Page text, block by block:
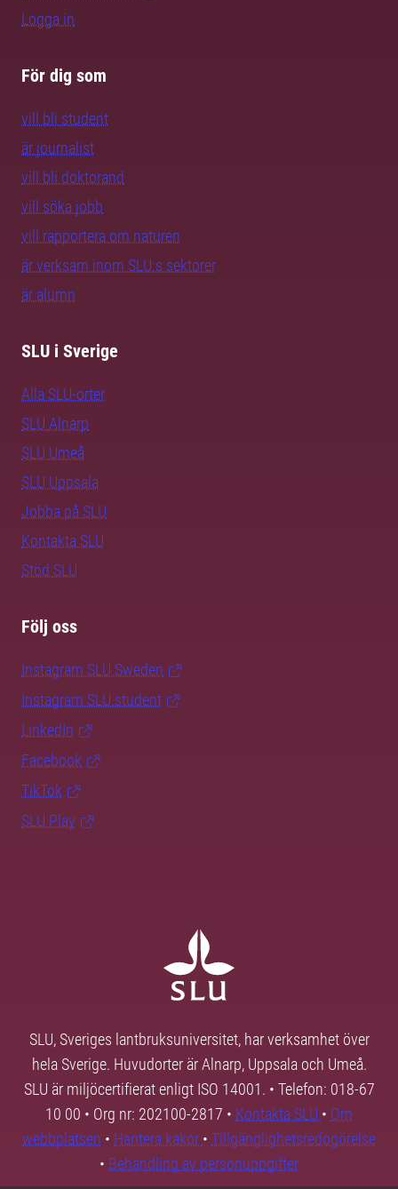
Logga in
För dig som
vill bli student
är journalist
vill bli doktorand
vill söka jobb
vill rapportera om naturen
är verksam inom SLU:s sektorer
är alumn
SLU i Sverige
Alla SLU-orter
SLU Alnarp
SLU Umeå
SLU Uppsala
Jobba på SLU
Kontakta SLU
Stöd SLU
Följ oss
Instagram SLU.Sweden
Instagram SLU.student
LinkedIn
Facebook
TikTok
SLU Play
SLU, Sveriges lantbruksuniversitet, har verksamhet över
hela Sverige. Huvudorter är Alnarp, Uppsala och Umeå.
SLU är miljöcertifierat enligt ISO 14001. • Telefon: 018-67
10 00 • Org nr: 202100-2817 • Kontakta SLU • Om
webbplatsen • Hantera kakor • Tillgänglighetsredogörelse
• Behandling av personuppgifter